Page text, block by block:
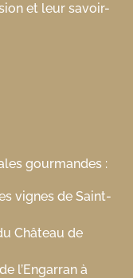
et leur savoir-
gourmandes :
vignes de Saint-
Château de
l’Engarran à